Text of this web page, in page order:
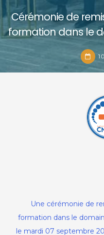
Cérémonie de
formation dans le
l'apiculture
Une cérémonie de
formation dans le
le mardi 07 septembre